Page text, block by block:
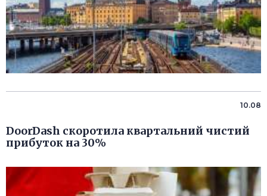
10.08
DoorDash скоротила квартальний чистий
прибуток на 30%